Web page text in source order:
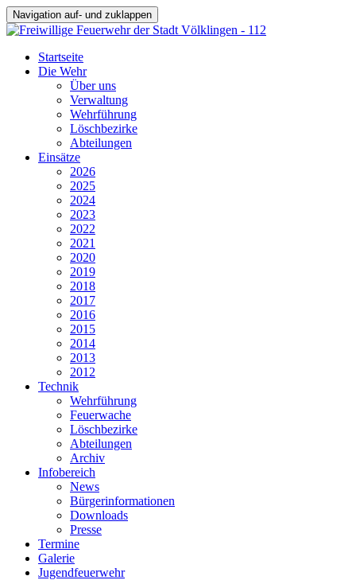
Navigation auf- und zuklappen
Startseite
Die Wehr
Über uns
Verwaltung
Wehrführung
Löschbezirke
Abteilungen
Einsätze
2026
2025
2024
2023
2022
2021
2020
2019
2018
2017
2016
2015
2014
2013
2012
Technik
Wehrführung
Feuerwache
Löschbezirke
Abteilungen
Archiv
Infobereich
News
Bürgerinformationen
Downloads
Presse
Termine
Galerie
Jugendfeuerwehr